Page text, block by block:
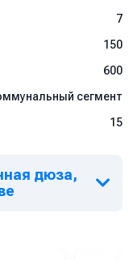
7
150
600
сегмент
15
дюза,